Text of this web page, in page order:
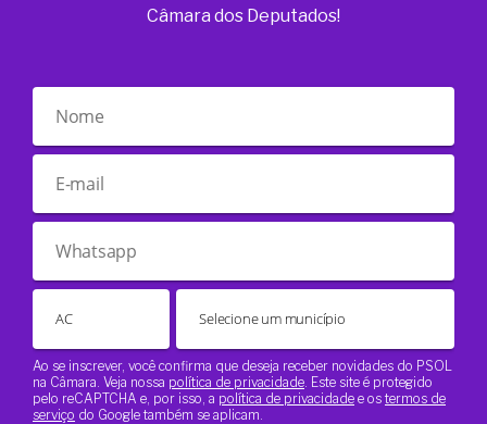
Câmara dos Deputados!
Ao se inscrever, você confirma que deseja receber novidades do PSOL
na Câmara. Veja nossa política de privacidade . Este site é protegido
pelo reCAPTCHA e, por isso, a política de privacidade e os termos de
serviço do Google também se aplicam.